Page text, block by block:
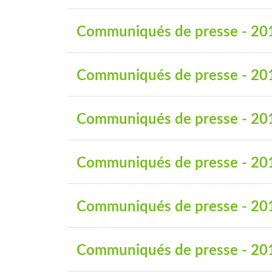
Communiqués de presse -
Communiqués de presse -
Communiqués de presse -
Communiqués de presse -
Communiqués de presse -
Communiqués de presse -